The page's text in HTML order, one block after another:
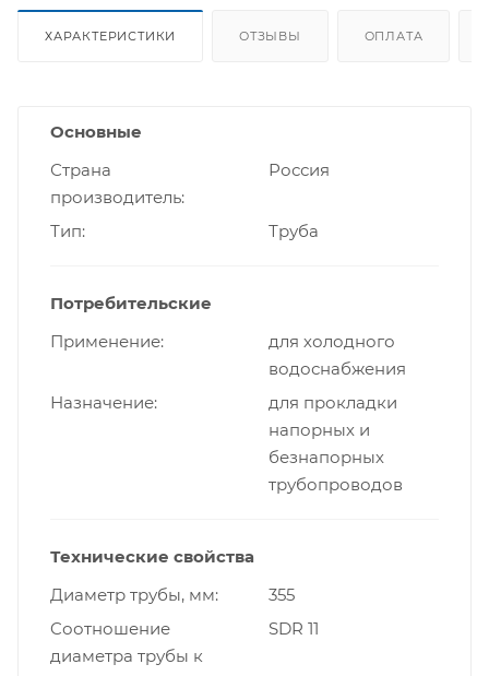
ХАРАКТЕРИСТИКИ ОТЗЫВЫ ОПЛАТА
Основные
Страна
производитель
Россия
Тип Труба
Потребительские
Применение
для холодного
водоснабжения
Назначение
для прокладки
напорных и
безнапорных
трубопроводов
Технические свойства
Диаметр трубы, мм
355
Cоотношение
диаметра трубы к
SDR 11